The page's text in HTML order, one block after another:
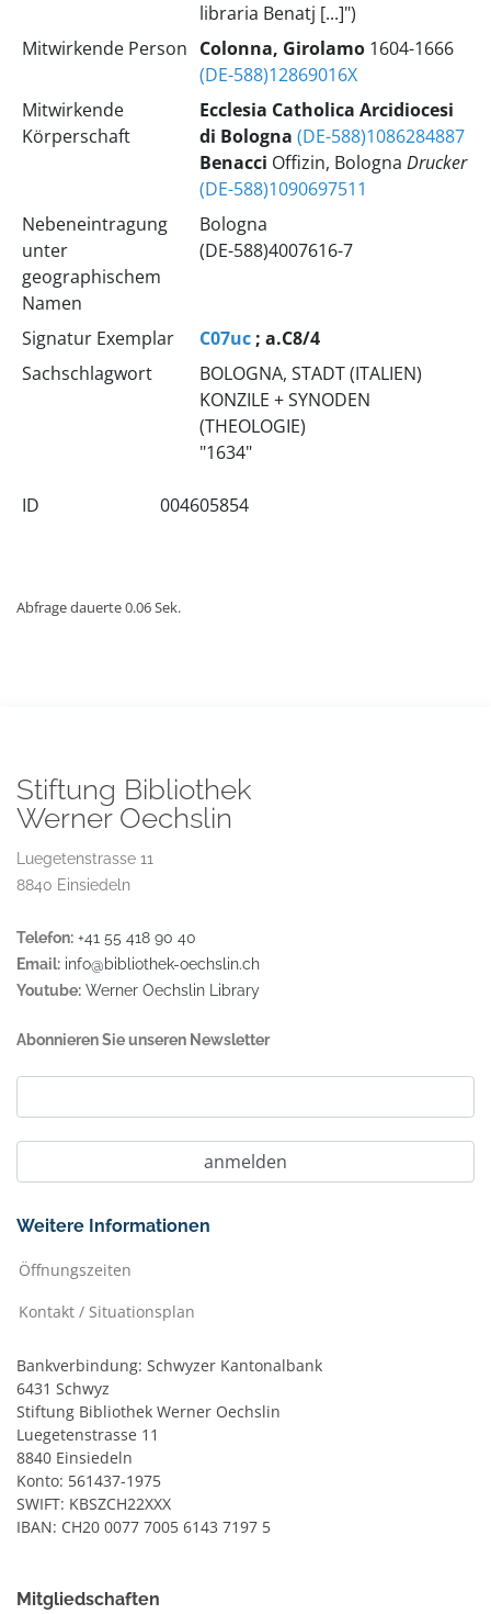
libraria Benatj [...]")
Mitwirkende Person Colonna, Girolamo1604-1666
(DE-588)12869016X
Mitwirkende
Körperschaft
Ecclesia Catholica Arcidiocesi
di Bologna (DE-588)1086284887
Benacci Offizin, Bologna Drucker
(DE-588)1090697511
Nebeneintragung
unter
geographischem
Namen
Bologna
(DE-588)4007616-7
Signatur Exemplar C07uc; a.C8/4
Sachschlagwort
BOLOGNA, STADT (ITALIEN)
KONZILE + SYNODEN
(THEOLOGIE)
"1634"
ID 004605854
Abfrage dauerte 0.06 Sek.
Stiftung Bibliothek
Werner Oechslin
Luegetenstrasse 11
8840 Einsiedeln
Telefon: +41 55 418 90 40
Email: info@bibliothek-oechslin.ch
Youtube: Werner Oechslin Library
Abonnieren Sie unseren Newsletter
Weitere Informationen
Öffnungszeiten
Kontakt / Situationsplan
Bankverbindung: Schwyzer Kantonalbank
6431 Schwyz
Stiftung Bibliothek Werner Oechslin
Luegetenstrasse 11
8840 Einsiedeln
Konto: 561437-1975
SWIFT: KBSZCH22XXX
IBAN: CH20 0077 7005 6143 7197 5
Mitgliedschaften